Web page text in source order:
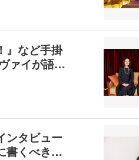
』など手掛
ァイが語…
ンタビュー
書くべき…